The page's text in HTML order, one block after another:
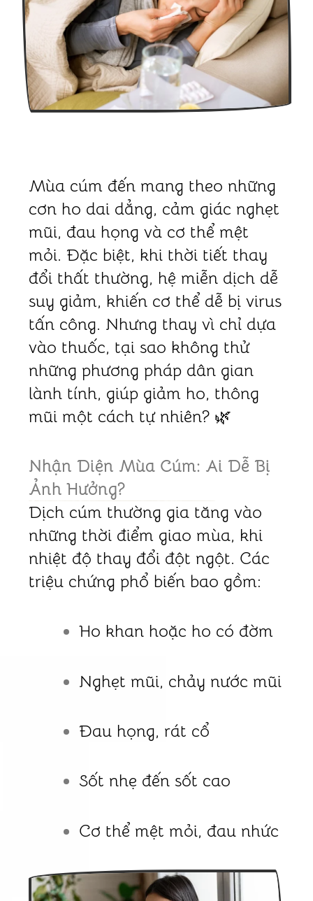
Mùa cúm đến mang theo những
cơn ho dai dẳng, cảm giác nghẹt
mũi, đau họng và cơ thể mệt
mỏi. Đặc biệt, khi thời tiết thay
đổi thất thường, hệ miễn dịch dễ
suy giảm, khiến cơ thể dễ bị virus
tấn công. Nhưng thay vì chỉ dựa
vào thuốc, tại sao không thử
những phương pháp dân gian
lành tính, giúp giảm ho, thông
mũi một cách tự nhiên? 🌿
Nhận Diện Mùa Cúm: Ai Dễ Bị
Ảnh Hưởng?
Dịch cúm thường gia tăng vào
những thời điểm giao mùa, khi
nhiệt độ thay đổi đột ngột. Các
triệu chứng phổ biến bao gồm:
Ho khan hoặc ho có đờm
Nghẹt mũi, chảy nước mũi
Đau họng, rát cổ
Sốt nhẹ đến sốt cao
Cơ thể mệt mỏi, đau nhức